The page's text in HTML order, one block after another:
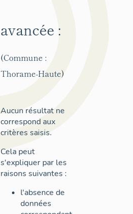
avancée :
(Commune :
Thorame-Haute)
Aucun résultat ne
correspond aux
critères saisis.
Cela peut
s'expliquer par les
raisons suivantes :
l'absence de
données